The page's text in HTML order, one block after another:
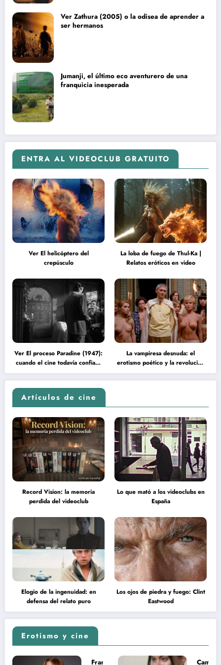
Ver Zathura (2005) o la odisea de aprender a
ser hermanos
Jumanji, el último eco aventurero de una
franquicia inesperada
ENTRA AL VIDEOCLUB GRATUITO
Ver El helicóptero del
crepúsculo
La loba de fuego de Thul-Ka |
Relatos eróticos en video
Ver El proceso Paradine (1947):
cuando el cine todavía confiaba
en la inteligencia del espectador
La vampiresa desnuda: el
erotismo poético y la revolución
psicodélica de Jean Rollin
Artículos de cine
Record Vision: la memoria
perdida del videoclub
Lo que mató a los videoclubs en
España
Elogio de la ingenuidad: en
defensa del relato puro
Los ojos de piedra y fuego: Clint
Eastwood
Erotismo y cine
Francesca
Camila